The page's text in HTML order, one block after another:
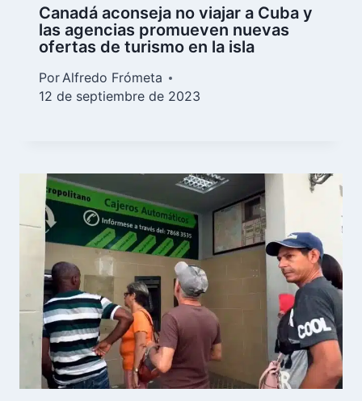
Canadá aconseja no viajar a Cuba y
las agencias promueven nuevas
ofertas de turismo en la isla
PorAlfredo Frómeta
12 de septiembre de 2023